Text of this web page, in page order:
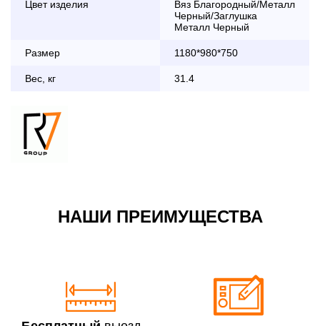
Цвет изделия
Вяз Благородный/Металл
Черный/Заглушка
Металл Черный
Размер 1180*980*750
Вес, кг 31.4
дни с 8:30 до 18:00
2 000 руб.
Доставка по Московской области с 8:30 до 18:00
До 90 000 руб.
НАШИ ПРЕИМУЩЕСТВА